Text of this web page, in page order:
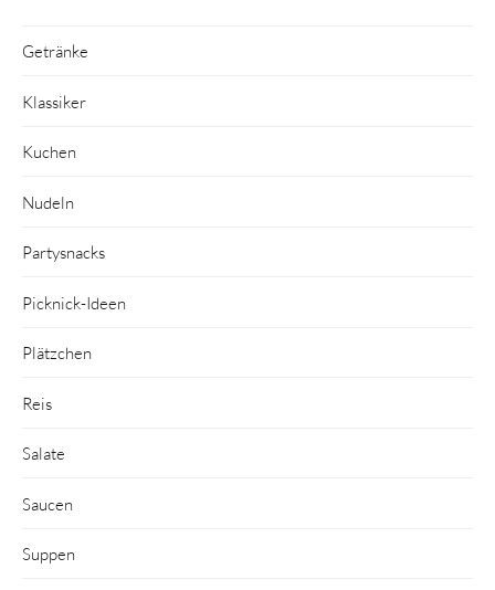
Getränke
Klassiker
Kuchen
Nudeln
Partysnacks
Picknick-Ideen
Plätzchen
Reis
Salate
Saucen
Suppen